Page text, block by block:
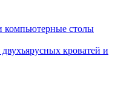
компьютерные столы
кроватей и